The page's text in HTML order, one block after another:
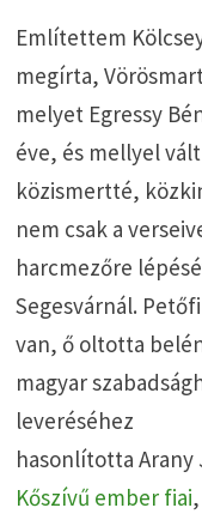
Említettem
megírta,
melyet Egressy
éve, és mellyel
közismertté,
nem csak a
harcmezőre
Segesvárnál.
van, ő oltotta
magyar
leveréséhez
hasonlította Arany
Kőszívű ember fiai